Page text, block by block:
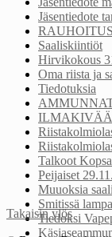
Jäsentiedote
Saaliskiintiöt
Hirvikokous
Oma riista ja
Tiedotuksia
Talkoot
Peijaiset
Muuoksia
Smitissä
Tiedoksi
Takaisin ylös